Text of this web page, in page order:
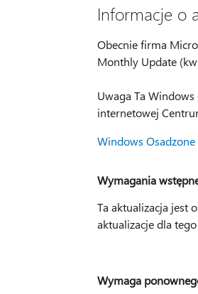
Informacje o
Obecnie firma
Monthly Update
Uwaga Ta
internetowej
Windows
Wymagania
Ta aktualizacja jest
aktualizacje dla
Wymaga